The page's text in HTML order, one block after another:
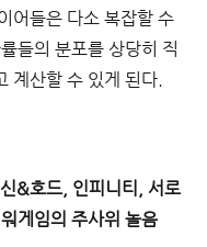
어들은 다소 복잡할 수
들의 분포를 상당히 직
계산할 수 있게 된다.
&호드, 인피니티 , 서로
게임의 주사위 놀음